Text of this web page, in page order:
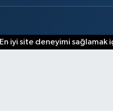
En iyi site deneyimi sağlamak